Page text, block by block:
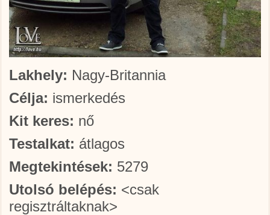
Lakhely: Nagy-Britannia
Célja: ismerkedés
Kit keres: nő
Testalkat: átlagos
Megtekintések: 5279
Utolsó belépés: <csak
regisztráltaknak>